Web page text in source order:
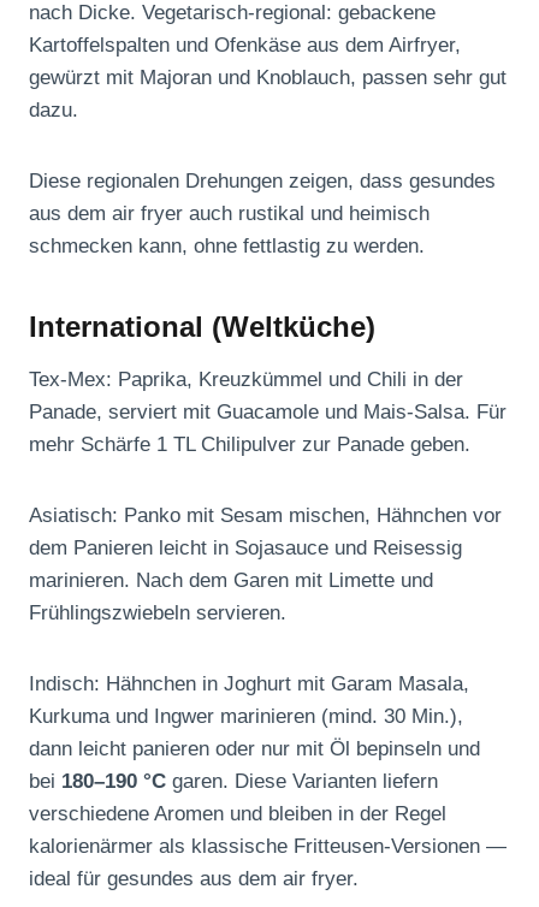
nach Dicke. Vegetarisch‑regional: gebackene
Kartoffelspalten und Ofenkäse aus dem Airfryer,
gewürzt mit Majoran und Knoblauch, passen sehr gut
dazu.
Diese regionalen Drehungen zeigen, dass gesundes
aus dem air fryer auch rustikal und heimisch
schmecken kann, ohne fettlastig zu werden.
International (Weltküche)
Tex‑Mex: Paprika, Kreuzkümmel und Chili in der
Panade, serviert mit Guacamole und Mais‑Salsa. Für
mehr Schärfe 1 TL Chilipulver zur Panade geben.
Asiatisch: Panko mit Sesam mischen, Hähnchen vor
dem Panieren leicht in Sojasauce und Reisessig
marinieren. Nach dem Garen mit Limette und
Frühlingszwiebeln servieren.
Indisch: Hähnchen in Joghurt mit Garam Masala,
Kurkuma und Ingwer marinieren (mind. 30 Min.),
dann leicht panieren oder nur mit Öl bepinseln und
bei 180–190 °C garen. Diese Varianten liefern
verschiedene Aromen und bleiben in der Regel
kalorienärmer als klassische Fritteusen‑Versionen —
ideal für gesundes aus dem air fryer.